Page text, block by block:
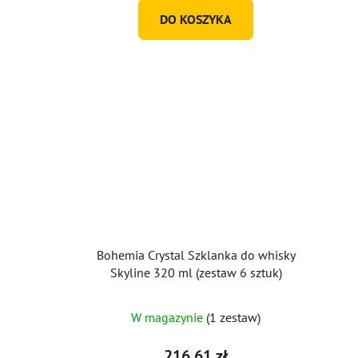
DO KOSZYKA
Bohemia Crystal Szklanka do whisky
Skyline 320 ml (zestaw 6 sztuk)
W magazynie (1 zestaw)